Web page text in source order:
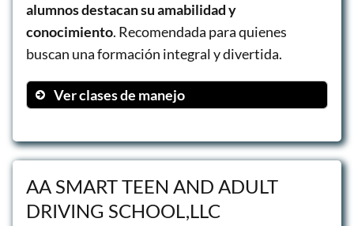
alumnos destacan su amabilidad y
conocimiento. Recomendada para quienes
buscan una formación integral y divertida.
Ver clases de manejo
Práctica en Patio
AA SMART TEEN AND ADULT
DRIVING SCHOOL,LLC